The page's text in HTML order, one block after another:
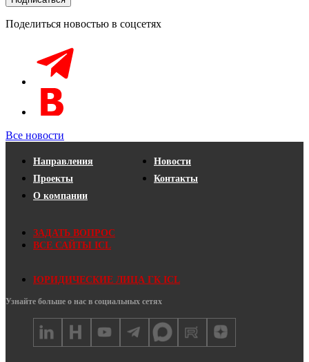
Поделиться новостью в соцсетях
Все новости
Направления
Проекты
О компании
Новости
Контакты
ЗАДАТЬ ВОПРОС
ВСЕ САЙТЫ ICL
ЮРИДИЧЕСКИЕ ЛИЦА ГК ICL
Узнайте больше о нас в социальных сетях